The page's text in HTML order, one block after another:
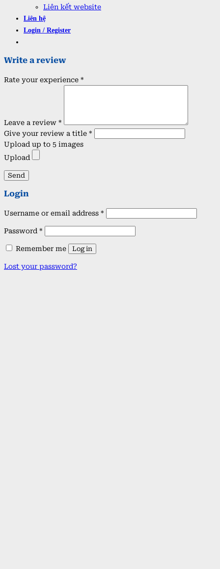
Liên kết website
Liên hệ
Login / Register
Write a review
Rate your experience *
Leave a review *
Give your review a title *
Upload up to 5 images
Upload
Send
Login
Username or email address *
Password *
Remember me Log in
Lost your password?